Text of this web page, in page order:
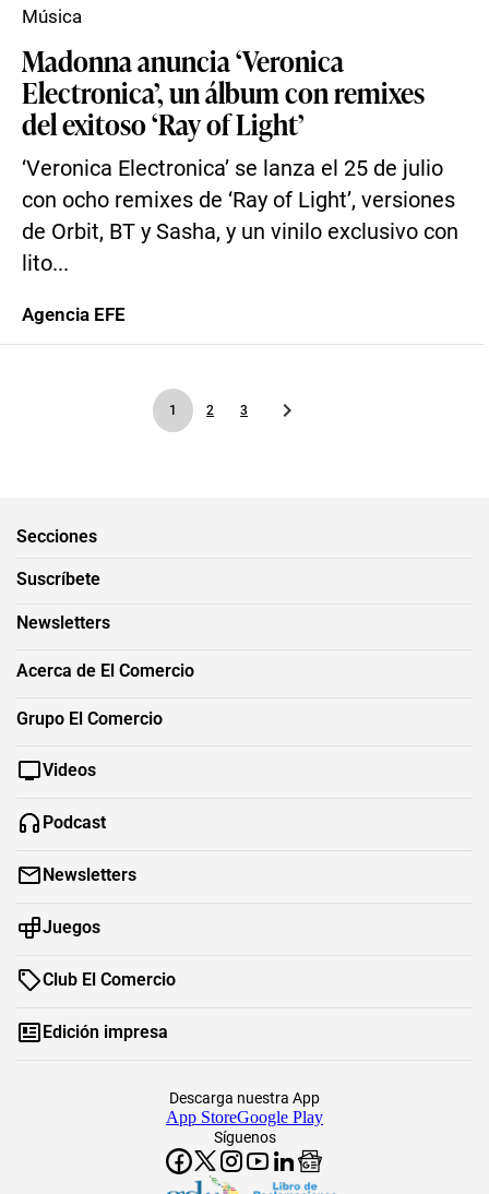
Madonna anuncia ‘Veronica
Electronica’, un álbum con remixes
del exitoso ‘Ray of Light’
‘Veronica Electronica’ se lanza el 25 de julio
con ocho remixes de ‘Ray of Light’, versiones
de Orbit, BT y Sasha, y un vinilo exclusivo con
lito...
Música
Agencia EFE
1 2 3
Secciones
Suscríbete
Newsletters
Acerca de El Comercio
Grupo El Comercio
Videos
Podcast
Newsletters
Juegos
Club El Comercio
Edición impresa
Síguenos
Descarga nuestra App
App StoreGoogle Play